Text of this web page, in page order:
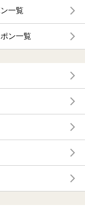
一覧
ン一覧